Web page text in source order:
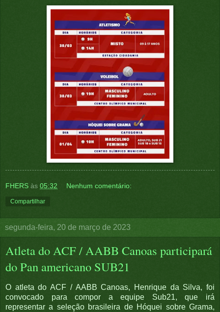
FHERS às 05:32 Nenhum comentário:
Compartilhar
segunda-feira, 20 de março de 2023
Atleta do ACF / AABB Canoas participará
do Pan americano SUB21
O atleta do ACF / AABB Canoas, Henrique da Silva, foi
convocado para compor a equipe Sub21, que irá
representar a seleção brasileira de Hóquei sobre Grama,